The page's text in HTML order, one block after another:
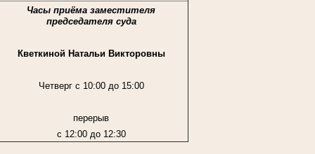
Часы приёма заместителя
председателя суда
Кветкиной Натальи Викторовны
Четверг с 10:00 до 15:00
перерыв
с 12:00 до 12:30